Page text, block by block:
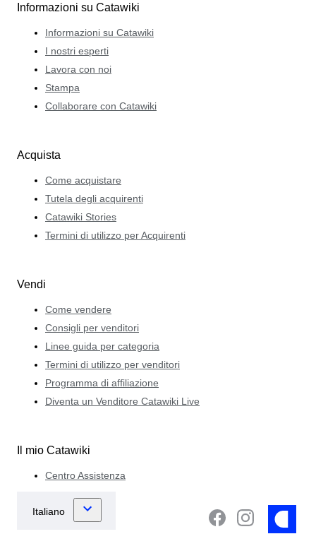
Informazioni su Catawiki
Informazioni su Catawiki
I nostri esperti
Lavora con noi
Stampa
Collaborare con Catawiki
Acquista
Come acquistare
Tutela degli acquirenti
Catawiki Stories
Termini di utilizzo per Acquirenti
Vendi
Come vendere
Consigli per venditori
Linee guida per categoria
Termini di utilizzo per venditori
Programma di affiliazione
Diventa un Venditore Catawiki Live
Il mio Catawiki
Centro Assistenza